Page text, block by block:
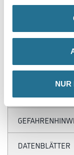
NUR
- HDF Kern,
PP/TPE, mit
- Mit der Stanze
- Länge 5,15 m, VE
- TFC totally
ZUSATZINFOS
DATENBLÄTTER